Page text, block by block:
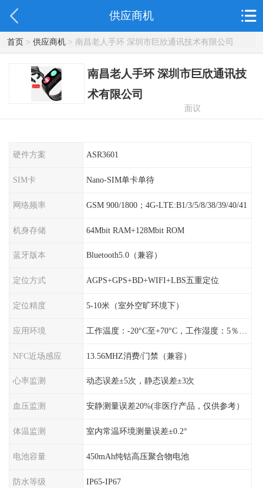
供应商机
首页> 供应商机> 南昌老人手环 深圳市巨欣通讯技术有限公司
南昌老人手环 深圳市巨欣通讯技
术有限公司
面议
硬件方案 ASR3601
SIM卡 Nano-SIM单卡单待
网络频率 GSM 900/1800；4G-LTE:B1/3/5/8/38/39/40/41
机身存储 64Mbit RAM+128Mbit ROM
蓝牙版本 Bluetooth5.0（兼容）
定位方式 AGPS+GPS+BD+WIFI+LBS五重定位
定位精度 5-10米（室外空旷环境下）
应用环境
NFC近场感应 13.56MHZ消费/门禁（兼容）
心率监测 动态误差±5次，静态误差±3次
血压监测 安静测量误差20%(非医疗产品，仅供参考）
体温监测 室内常温环境测量误差±0.2°
电池容量 450mAh纯钴高压聚合物电池
防水等级 IP65-IP67